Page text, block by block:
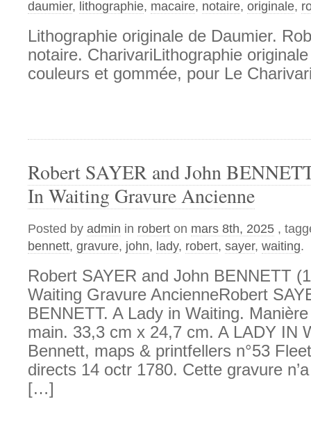
daumier, lithographie, macaire, notaire, originale,
Lithographie originale de Daumier.
notaire. CharivariLithographie
couleurs et gommée, pour Le
Robert SAYER and John
In Waiting Gravure Ancienne
Posted by admin in robert on mars 8th, 2025 ,
bennett, gravure, john, lady, robert, sayer, waiting.
Robert SAYER and John BENNETT
Waiting Gravure AncienneRobert
BENNETT. A Lady in Waiting.
main. 33,3 cm x 24,7 cm. A LADY IN
Bennett, maps & printfellers n°53
directs 14 octr 1780. Cette gravure
[…]